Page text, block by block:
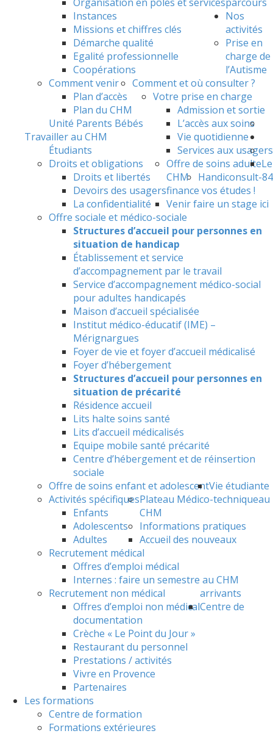
Instances
Missions et chiffres clés
Démarche qualité
Egalité professionnelle
Coopérations
Comment venir
Plan d’accès
Plan du CHM
Comment et où consulter ?
Votre prise en charge
Admission et sortie
L’accès aux soins
Vie quotidienne
Services aux usagers
Droits et obligations
Droits et libertés
Devoirs des usagers
La confidentialité
Nos
activités
Offre de soins adulte
Handiconsult-84
Offre sociale et médico-sociale
Structures d’accueil pour personnes en
situation de handicap
Établissement et service
d’accompagnement par le travail
Service d’accompagnement médico-social
pour adultes handicapés
Maison d’accueil spécialisée
Institut médico-éducatif (IME) –
Mérignargues
Foyer de vie et foyer d’accueil médicalisé
Foyer d’hébergement
Structures d’accueil pour personnes en
situation de précarité
Résidence accueil
Lits halte soins santé
Lits d’accueil médicalisés
Equipe mobile santé précarité
Centre d’hébergement et de réinsertion
sociale
Offre de soins enfant et adolescent
Activités spécifiques
Enfants
Adolescents
Adultes
Plateau Médico-technique
Prise en
charge de
l’Autisme
Unité Parents Bébés
Travailler au CHM
Recrutement médical
Offres d’emploi médical
Internes : faire un semestre au CHM
Étudiants
Le
CHM
finance vos études !
Venir faire un stage ici
Vie étudiante
au
CHM
Recrutement non médical
Offres d’emploi non médical
Informations pratiques
Accueil des nouveaux
arrivants
Centre de
documentation
Crèche « Le Point du Jour »
Restaurant du personnel
Prestations / activités
Vivre en Provence
Partenaires
Les formations
Centre de formation
Formations extérieures